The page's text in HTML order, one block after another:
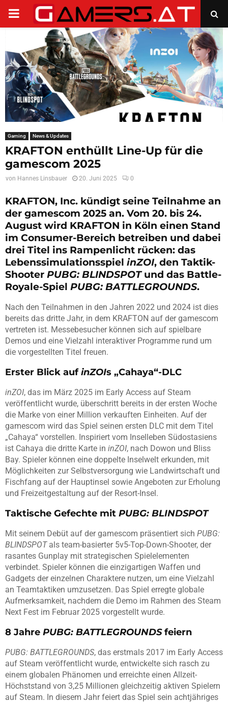
PRIMARY
Gaming News & Updates
KRAFTON enthüllt Line-Up für die
gamescom 2025
von Hannes Linsbauer 20. Juni 2025 0
KRAFTON, Inc. kündigt seine Teilnahme an
der gamescom 2025 an. Vom 20. bis 24.
August wird KRAFTON in Köln einen Stand
im Consumer-Bereich betreiben und dabei
drei Titel ins Rampenlicht rücken: das
Lebenssimulationsspiel inZOI, den Taktik-
Shooter PUBG: BLINDSPOTund das Battle-
Royale-Spiel PUBG: BATTLEGROUNDS.
Nach den Teilnahmen in den Jahren 2022 und 2024 ist dies
bereits das dritte Jahr, in dem KRAFTON auf der gamescom
vertreten ist. Messebesucher können sich auf spielbare
Demos und eine Vielzahl interaktiver Programme rund um
die vorgestellten Titel freuen.
Erster Blick aufinZOIs „Cahaya“-DLC
inZOI, das im März 2025 im Early Access auf Steam
veröffentlicht wurde, überschritt bereits in der ersten Woche
die Marke von einer Million verkauften Einheiten. Auf der
gamescom wird das Spiel seinen ersten DLC mit dem Titel
„Cahaya“ vorstellen. Inspiriert vom Inselleben Südostasiens
ist Cahaya die dritte Karte in inZOI, nach Dowon und Bliss
Bay. Spieler können eine doppelte Inselwelt erkunden, mit
Möglichkeiten zur Selbstversorgung wie Landwirtschaft und
Fischfang auf der Hauptinsel sowie Angeboten zur Erholung
und Freizeitgestaltung auf der Resort-Insel.
Taktische Gefechte mit PUBG: BLINDSPOT
Mit seinem Debüt auf der gamescom präsentiert sich PUBG:
BLINDSPOT als team-basierter 5v5-Top-Down-Shooter, der
rasantes Gunplay mit strategischen Spielelementen
verbindet. Spieler können die einzigartigen Waffen und
Gadgets der einzelnen Charaktere nutzen, um eine Vielzahl
an Teamtaktiken umzusetzen. Das Spiel erregte globale
Aufmerksamkeit, nachdem die Demo im Rahmen des Steam
Next Fest im Februar 2025 vorgestellt wurde.
8 Jahre PUBG: BATTLEGROUNDSfeiern
PUBG: BATTLEGROUNDS, das erstmals 2017 im Early Access
auf Steam veröffentlicht wurde, entwickelte sich rasch zu
einem globalen Phänomen und erreichte einen Allzeit-
Höchststand von 3,25 Millionen gleichzeitig aktiven Spielern
auf Steam. In diesem Jahr feiert das Spiel sein achtjähriges